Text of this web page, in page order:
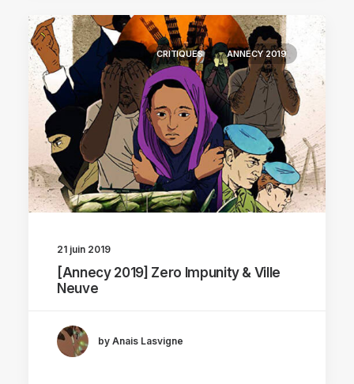
CRITIQUES ANNECY 2019
21 juin 2019
[Annecy 2019] Zero Impunity & Ville
Neuve
by Anais Lasvigne